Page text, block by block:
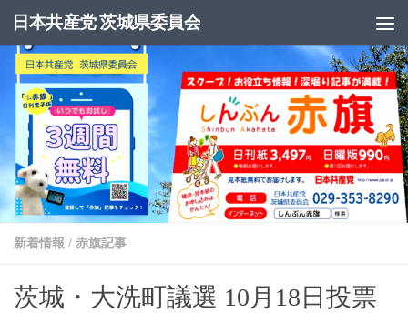
コンテンツへスキップ
日本共産党 茨城県委員会
新着情報 / 赤旗記事
茨城・大洗町議選 10月18日投票